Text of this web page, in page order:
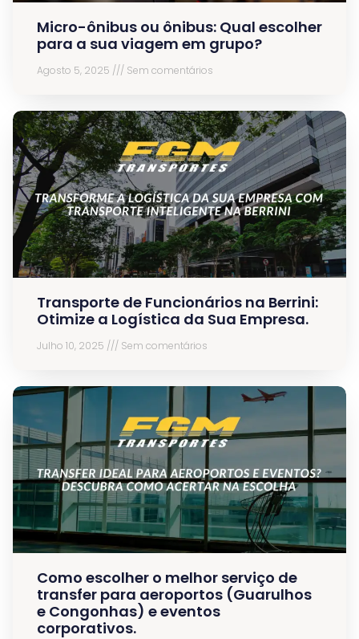
Micro-ônibus ou ônibus: Qual escolher
para a sua viagem em grupo?
Agosto 5, 2025 Sem comentários
Transporte de Funcionários na Berrini:
Otimize a Logística da Sua Empresa.
Julho 10, 2025 Sem comentários
Como escolher o melhor serviço de
transfer para aeroportos (Guarulhos
e Congonhas) e eventos
corporativos.